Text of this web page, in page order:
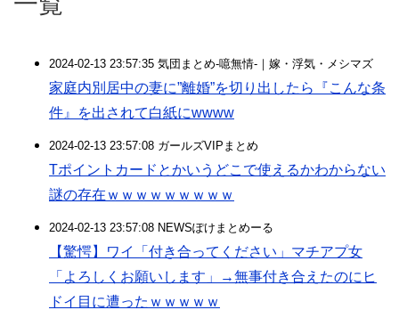
2024-02-13 23:57:35 気団まとめ-噫無情-｜嫁・浮気・メシマズ
家庭内別居中の妻に”離婚”を切り出したら『こんな条
件』を出されて白紙にwwww
2024-02-13 23:57:08 ガールズVIPまとめ
Tポイントカードとかいうどこで使えるかわからない
謎の存在ｗｗｗｗｗｗｗｗｗ
2024-02-13 23:57:08 NEWSぽけまとめーる
【驚愕】ワイ「付き合ってください」マチアプ女
「よろしくお願いします」→無事付き合えたのにヒ
ドイ目に遭ったｗｗｗｗｗ